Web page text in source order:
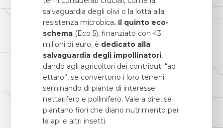
salvaguardia degli olivi o la lotta alla
resistenza microbica. Il quinto eco-
schema (Eco 5), finanziato con 43
milioni di euro, è dedicato alla
salvaguardia degli impollinatori,
dando agli agricoltori dei contributi “ad
ettaro”, se convertono i loro terreni
seminando di piante di interesse
nettarifero e pollinifero. Vale a dire, se
piantano fiori che diano nutrimento per
le api e altri insetti.